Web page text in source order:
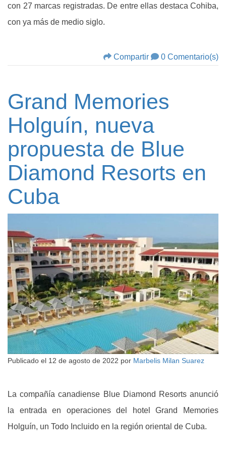
con 27 marcas registradas. De entre ellas destaca Cohiba,
con ya más de medio siglo.
Compartir 0 Comentario(s)
Grand Memories
Holguín, nueva
propuesta de Blue
Diamond Resorts en
Cuba
Publicado el 12 de agosto de 2022 por Marbelis Milan Suarez
La compañía canadiense Blue Diamond Resorts anunció
la entrada en operaciones del hotel Grand Memories
Holguín, un Todo Incluido en la región oriental de Cuba.